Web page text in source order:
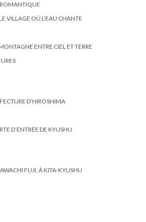
VILLAGE OÙ L’EAU CHANTE
ENTRE CIEL ET TERRE
D’HIROSHIMA
D’ENTRÉE DE KYUSHU
FUJI, À KITA-KYUSHU